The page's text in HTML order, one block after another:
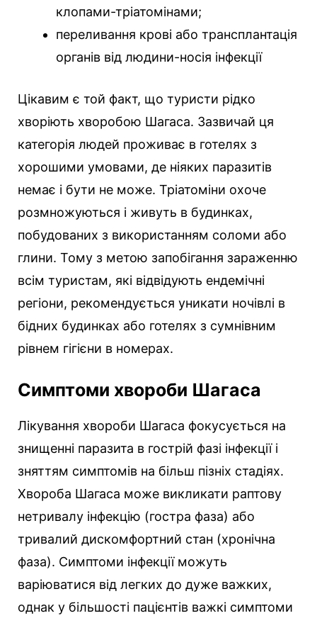
клопами-тріатомінами;
переливання крові або трансплантація
органів від людини-носія інфекції
Цікавим є той факт, що туристи рідко
хворіють хворобою Шагаса. Зазвичай ця
категорія людей проживає в готелях з
хорошими умовами, де ніяких паразитів
немає і бути не може. Тріатоміни охоче
розмножуються і живуть в будинках,
побудованих з використанням соломи або
глини. Тому з метою запобігання зараженню
всім туристам, які відвідують ендемічні
регіони, рекомендується уникати ночівлі в
бідних будинках або готелях з сумнівним
рівнем гігієни в номерах.
Симптоми хвороби Шагаса
Лікування хвороби Шагаса фокусується на
знищенні паразита в гострій фазі інфекції і
зняттям симптомів на більш пізніх стадіях.
Хвороба Шагаса може викликати раптову
нетривалу інфекцію (гостра фаза) або
тривалий дискомфортний стан (хронічна
фаза). Симптоми інфекції можуть
варіюватися від легких до дуже важких,
однак у більшості пацієнтів важкі симптоми